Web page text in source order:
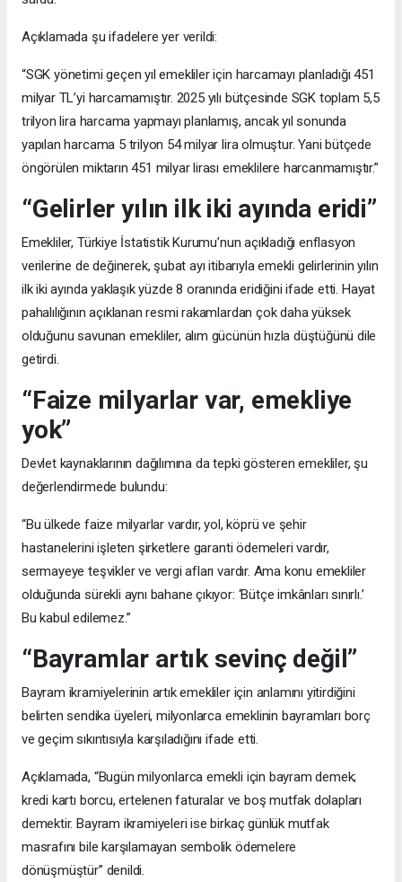
Açıklamada şu ifadelere yer verildi:
“SGK yönetimi geçen yıl emekliler için harcamayı planladığı 451
milyar TL’yi harcamamıştır. 2025 yılı bütçesinde SGK toplam 5,5
trilyon lira harcama yapmayı planlamış, ancak yıl sonunda
yapılan harcama 5 trilyon 54 milyar lira olmuştur. Yani bütçede
öngörülen miktarın 451 milyar lirası emeklilere harcanmamıştır.”
“Gelirler yılın ilk iki ayında eridi”
Emekliler, Türkiye İstatistik Kurumu’nun açıkladığı enflasyon
verilerine de değinerek, şubat ayı itibarıyla emekli gelirlerinin yılın
ilk iki ayında yaklaşık yüzde 8 oranında eridiğini ifade etti. Hayat
pahalılığının açıklanan resmi rakamlardan çok daha yüksek
olduğunu savunan emekliler, alım gücünün hızla düştüğünü dile
getirdi.
“Faize milyarlar var, emekliye
yok”
Devlet kaynaklarının dağılımına da tepki gösteren emekliler, şu
değerlendirmede bulundu:
“Bu ülkede faize milyarlar vardır, yol, köprü ve şehir
hastanelerini işleten şirketlere garanti ödemeleri vardır,
sermayeye teşvikler ve vergi afları vardır. Ama konu emekliler
olduğunda sürekli aynı bahane çıkıyor: ‘Bütçe imkânları sınırlı.’
Bu kabul edilemez.”
“Bayramlar artık sevinç değil”
Bayram ikramiyelerinin artık emekliler için anlamını yitirdiğini
belirten sendika üyeleri, milyonlarca emeklinin bayramları borç
ve geçim sıkıntısıyla karşıladığını ifade etti.
Açıklamada, “Bugün milyonlarca emekli için bayram demek;
kredi kartı borcu, ertelenen faturalar ve boş mutfak dolapları
demektir. Bayram ikramiyeleri ise birkaç günlük mutfak
masrafını bile karşılamayan sembolik ödemelere
dönüşmüştür” denildi.